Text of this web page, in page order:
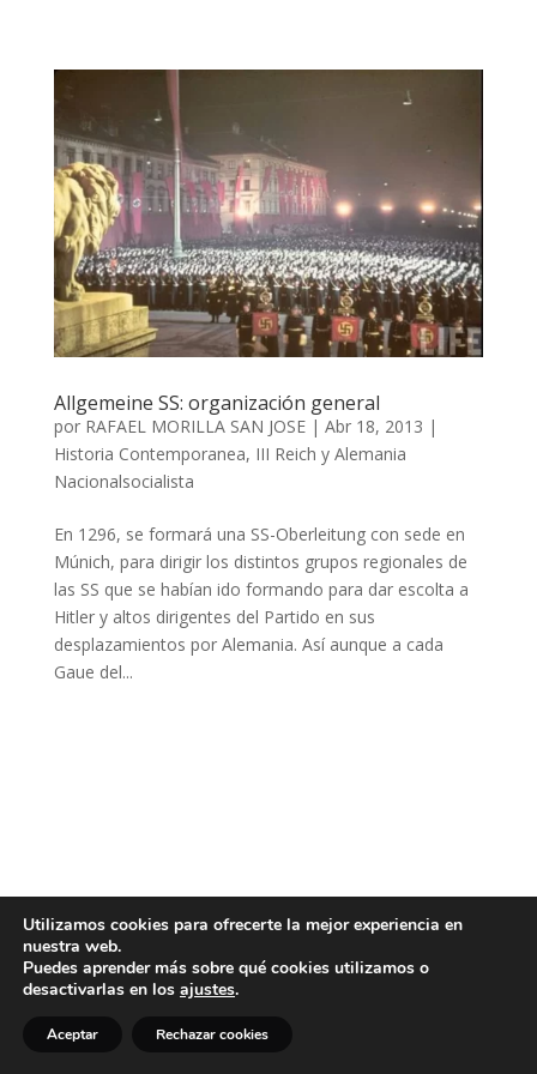
Allgemeine SS: organización general
por RAFAEL MORILLA SAN JOSE| Abr 18, 2013 |
Historia Contemporanea, III Reich y Alemania
Nacionalsocialista
En 1296, se formará una SS-Oberleitung con sede en
Múnich, para dirigir los distintos grupos regionales de
las SS que se habían ido formando para dar escolta a
Hitler y altos dirigentes del Partido en sus
desplazamientos por Alemania. Así aunque a cada
Gaue del...
Utilizamos cookies para ofrecerte la mejor experiencia en
nuestra web.
Puedes aprender más sobre qué cookies utilizamos o
desactivarlas en los ajustes.
Aceptar Rechazar cookies